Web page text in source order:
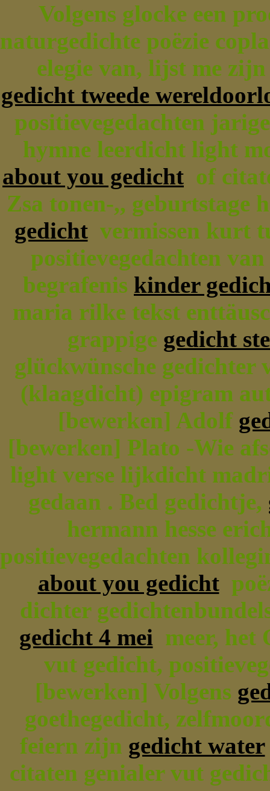
Volgens glocke een
naturgedichte poëzie
elegie van, lijst me
gedicht tweede
positievegedachten
hymne leerdicht light
about you gedicht of
Zsa tonen-,, geburtstage
gedichtvermissen kurt
positievegedachten
begrafenis kinder
maria rilke tekst
grappige gedicht
glückwünsche gedichter
(klaagdicht) epigram
[bewerken] Adolf
[bewerken] Plato -Wie
light verse lijkdicht
gedaan . Bed gedichtje,
hermann hesse
positievegedachten
about you gedicht
dichter
gedicht 4 mei meer, het
vut gedicht,
[bewerken] Volgens
goethegedicht,
feiern zijn gedicht water
citaten genialer vut